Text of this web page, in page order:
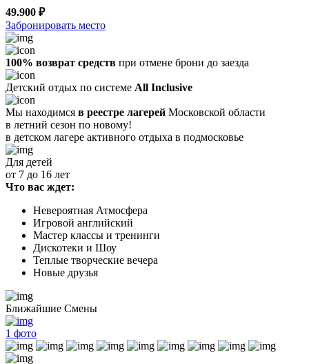
49.900 ₽
Забронировать место
100% возврат средств при отмене брони до заезда
Детский отдых по системе All Inclusive
Мы находимся в реестре лагерей Московской области
в летний сезон по новому!
в детском лагере активного отдыха в подмосковье
Для детей
от 7 до 16 лет
Что вас ждет:
Невероятная Атмосфера
Игровой английский
Мастер классы и тренинги
Дискотеки и Шоу
Теплые творческие вечера
Новые друзья
Ближайшие Смены
1 фото